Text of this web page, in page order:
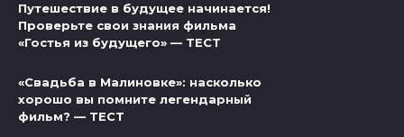
Путешествие в будущее начинается!
Проверьте свои знания фильма
«Гостья из будущего» — ТЕСТ
«Свадьба в Малиновке»: насколько
хорошо вы помните легендарный
фильм? — ТЕСТ